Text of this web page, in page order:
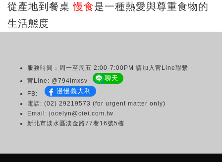
從產地到餐桌慢食是一種熱愛與尊重食物的
生活態度
服務時間：周一至周五 2:00-7:00PM 請加入官Line聯繫
官Line: @794imxsv
聊天
FB: 漫慢義大利
電話: (02) 29219573 (for urgent matter only)
Email: jocelyn@ciei.com.tw
新北市淡水區淡金路77巷16號5樓